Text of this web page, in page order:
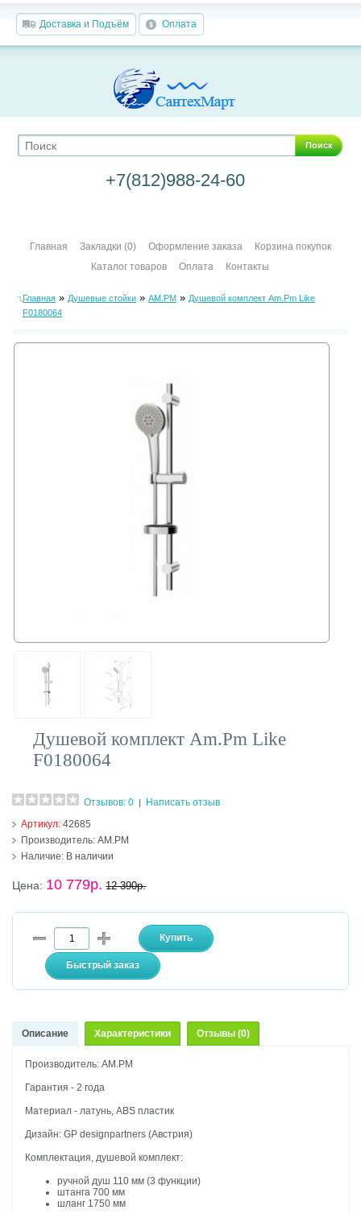
Доставка и Подъём Оплата
Поиск
+7(812)988-24-60
Главная Закладки (0) Оформление заказа
Корзина покупок
Каталог товаров
Оплата Контакты
Главная» Душевые стойки» AM.PM» Душевой комплект Am.Pm Like
F0180064
Душевой комплект Am.Pm Like
F0180064
Отзывов: 0
Написать отзыв
Артикул:42685
Производитель: AM.PM
Наличие: В наличии
Цена: 10 779р. 12 390р.
Описание Характеристики Отзывы (0)
Производитель: AM.PM
Гарантия - 2 года
Материал - латунь, ABS пластик
Дизайн: GP designpartners (Австрия)
Комплектация, душевой комплект:
ручной душ 110 мм (3 функции)
штанга 700 мм
шланг 1750 мм